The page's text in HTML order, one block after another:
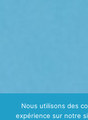
Nous utilisons des
expérience sur notre